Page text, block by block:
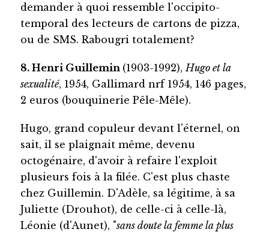
demander à quoi ressemble l'occipito-
temporal des lecteurs de cartons de pizza,
ou de SMS. Rabougri totalement?
8. Henri Guillemin (1903-1992), Hugo et la
sexualité, 1954, Gallimard nrf 1954, 146 pages,
2 euros (bouquinerie Pêle-Mêle).
Hugo, grand copuleur devant l'éternel, on
sait, il se plaignait même, devenu
octogénaire, d'avoir à refaire l'exploit
plusieurs fois à la filée. C'est plus chaste
chez Guillemin. D'Adèle, sa légitime, à sa
Juliette (Drouhot), de celle-ci à celle-là,
Léonie (d'Aunet), "sans doute la femme la plus